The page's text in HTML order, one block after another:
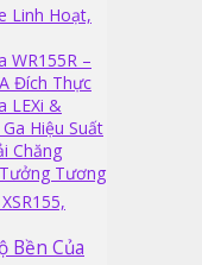
Linh Hoạt,
WR155R –
Đích Thực
LEXi &
Hiệu Suất
Chăng
Tương
Bền Của